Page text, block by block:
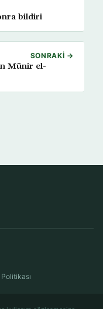
bildiri
SONRAKI →
Münir el-